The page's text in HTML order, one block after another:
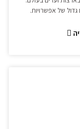
של אפשרויות.